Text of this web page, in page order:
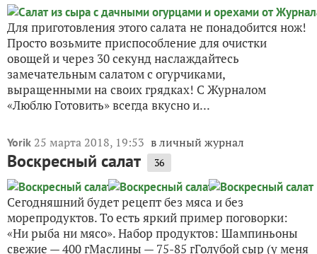
Для приготовления этого салата не понадобится нож!
Просто возьмите приспособление для очистки
овощей и через 30 секунд наслаждайтесь
замечательным салатом с огурчиками,
выращенными на своих грядках! С Журналом
«Люблю Готовить» всегда вкусно и...
Yorik 25 марта 2018, 19:53 в личный журнал
Воскресный салат 36
Сегодняшний будет рецепт без мяса и без
морепродуктов. То есть яркий пример поговорки:
«Ни рыба ни мясо». Набор продуктов: Шампиньоны
свежие — 400 гМаслины — 75-85 гГолубой сыр (у меня